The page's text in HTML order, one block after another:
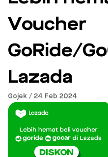
Voucher
GoRide/
Lazada
Gojek / 24 Feb 2024